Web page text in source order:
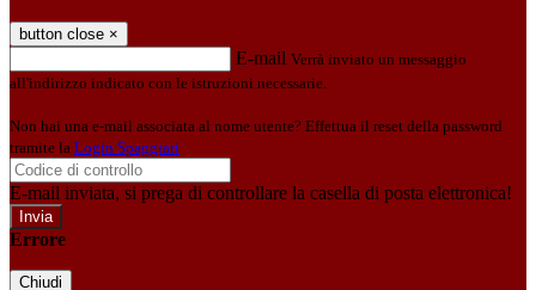
button close ×
E-mail Verrà inviato un messaggio
all'indirizzo indicato con le istruzioni necessarie.
Non hai una e-mail associata al nome utente? Effettua il reset della password
tramite la Login Spaggiari
E-mail inviata, si prega di controllare la casella di posta elettronica!
Errore
Chiudi